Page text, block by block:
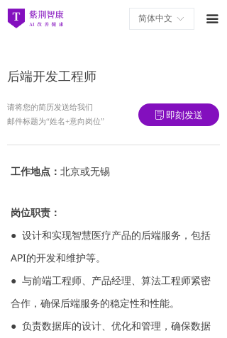
ꀅ
简体中文 끀
首页
新闻中心
关于我们
联系我们
加入我们
技术与研究
后端开发工程师
工作地点： 北京或无锡
岗位职责：
● 设计和实现智慧医疗产品的后端服务，包括
API的开发和维护等。
● 与前端工程师、产品经理、算法工程师紧密
合作，确保后端服务的稳定性和性能。
● 负责数据库的设计、优化和管理，确保数据
请将您的简历发送给我们
邮件标题为“姓名+意向岗位”
ꂓ 即刻发送